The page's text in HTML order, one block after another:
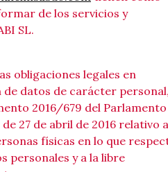
de los servicios y
SL.
obligaciones legales en
datos de carácter
2016/679 del Parlamento
27 de abril de 2016 relativo a
físicas en lo que
personales y a la libre